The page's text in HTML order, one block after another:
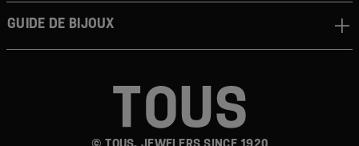
Guide de bijoux